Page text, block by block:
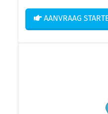
AANVRAAG